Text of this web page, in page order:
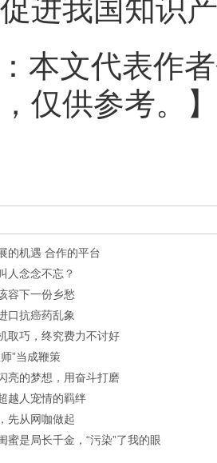
进我国知识
：本文代表作
仅供参考。】
的机遇 合作的平台
人念念不忘？
容下一份乡愁
口抗癌药乱象
取巧，终究费力不讨好
”当成鞭策
亮的梦想，用奋斗打磨
越人宠情的羁绊
先从网咖做起
蜜是局长千金，“污染”了我的眼